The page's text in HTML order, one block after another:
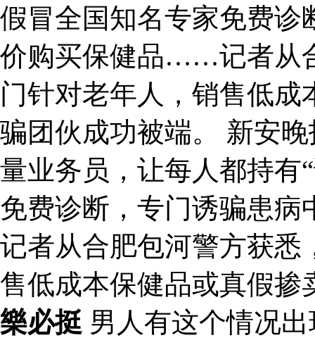
假冒全国知名专家免费诊
价购买保健品……记者从
门针对老年人，销售低
骗团伙成功被端。 新安
量业务员，让每人都持有
免费诊断，专门诱骗患
记者从合肥包河警方获悉
售低成本保健品或真假掺
樂必挺 男人有这个情况